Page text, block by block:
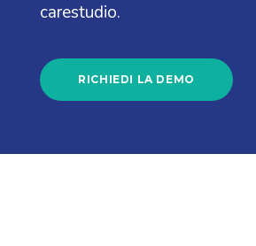
carestudio.
RICHIEDI LA DEMO